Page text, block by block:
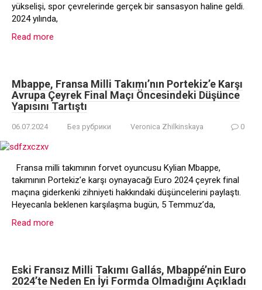
yükselişi, spor çevrelerinde gerçek bir sansasyon haline geldi.
2024 yılında,
Read more
Mbappe, Fransa Milli Takımı’nın Portekiz’e Karşı
Avrupa Çeyrek Final Maçı Öncesindeki Düşünce
Yapısını Tartıştı
06.07.2024 Без рубрики Veronica Zhilkinskaya 0
Fransa milli takımının forvet oyuncusu Kylian Mbappe,
takımının Portekiz’e karşı oynayacağı Euro 2024 çeyrek final
maçına giderkenki zihniyeti hakkındaki düşüncelerini paylaştı.
Heyecanla beklenen karşılaşma bugün, 5 Temmuz’da,
Read more
Eski Fransız Milli Takımı Gallás, Mbappé’nin Euro
2024’te Neden En İyi Formda Olmadığını Açıkladı